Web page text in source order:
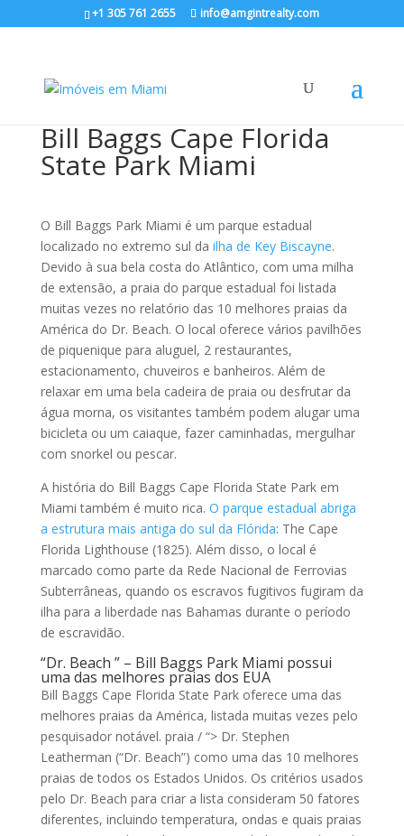
+1 305 761 2655 info@amgintrealty.com
Bill Baggs Cape Florida
State Park Miami
O Bill Baggs Park Miami é um parque estadual
localizado no extremo sul da ilha de Key Biscayne.
Devido à sua bela costa do Atlântico, com uma milha
de extensão, a praia do parque estadual foi listada
muitas vezes no relatório das 10 melhores praias da
América do Dr. Beach. O local oferece vários pavilhões
de piquenique para aluguel, 2 restaurantes,
estacionamento, chuveiros e banheiros. Além de
relaxar em uma bela cadeira de praia ou desfrutar da
água morna, os visitantes também podem alugar uma
bicicleta ou um caiaque, fazer caminhadas, mergulhar
com snorkel ou pescar.
A história do Bill Baggs Cape Florida State Park em
Miami também é muito rica. O parque estadual abriga
a estrutura mais antiga do sul da Flórida: The Cape
Florida Lighthouse (1825). Além disso, o local é
marcado como parte da Rede Nacional de Ferrovias
Subterrâneas, quando os escravos fugitivos fugiram da
ilha para a liberdade nas Bahamas durante o período
de escravidão.
“Dr. Beach ” – Bill Baggs Park Miami possui
uma das melhores praias dos EUA
Bill Baggs Cape Florida State Park oferece uma das
melhores praias da América, listada muitas vezes pelo
pesquisador notável. praia / “> Dr. Stephen
Leatherman (“Dr. Beach”) como uma das 10 melhores
praias de todos os Estados Unidos. Os critérios usados
​​pelo Dr. Beach para criar a lista consideram 50 fatores
diferentes, incluindo temperatura, ondas e quais praias